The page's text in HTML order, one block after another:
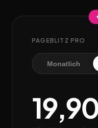
PAGEBLITZ PRO
Monatlich